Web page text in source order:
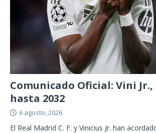
Comunicado Oficial: Vini
hasta 2032
6 agosto, 2026
El Real Madrid C. F. y Vinicius Jr. han